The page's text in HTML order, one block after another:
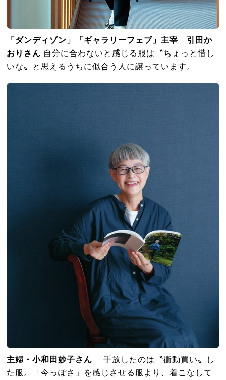
「ダンディゾン」「ギャラリーフェブ」主宰 引田か
おりさん 自分に合わないと感じる服は〝ちょっと惜し
いな〟と思えるうちに似合う人に譲っています。
主婦・小和田妙子さん手放したのは〝衝動買い〟し
た服。「今っぽさ」を感じさせる服より、着こなして